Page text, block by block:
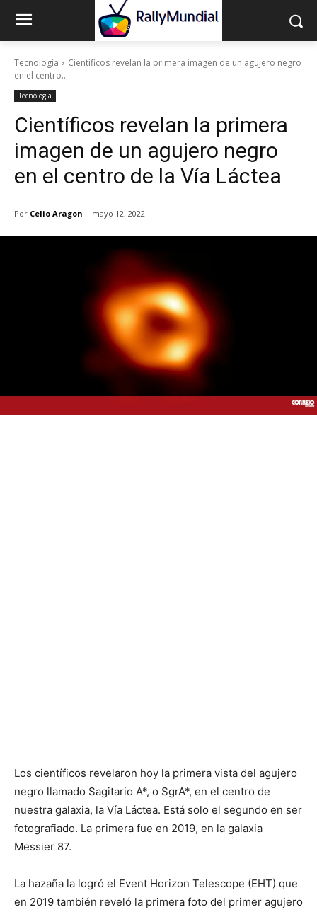
Tecnología
Científicos revelan la primera imagen de un agujero negro
en el centro...
Tecnología
Científicos revelan la primera
imagen de un agujero negro
en el centro de la Vía Láctea
Por Celio Aragon mayo 12, 2022
Los científicos revelaron hoy la primera vista del agujero
negro llamado Sagitario A*, o SgrA*, en el centro de
nuestra galaxia, la Vía Láctea. Está solo el segundo en ser
fotografiado. La primera fue en 2019, en la galaxia
Messier 87.
La hazaña la logró el Event Horizon Telescope (EHT) que
en 2019 también reveló la primera foto del primer agujero